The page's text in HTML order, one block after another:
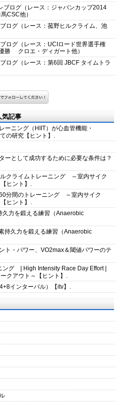
ログ（レース：ジャパンカップ2014
CSC他）
ログ（レース：菰野ヒルクライム、池
ログ（レース：UCIロード世界選手権
勝 クロエ・ディガート他）
ログ（レース：第6回 JBCF タイムトラ
記事
ーニング（HIIT）が心血管機能・
の研究【ヒント】.
ーとして成功するために必要な条件は？
クライムトレーニング ～室内サイク
ヒント】.
分間のトレーニング ～室内サイク
ヒント】.
力を鍛える練習（Anaerobic
久力を鍛える練習（Anaerobic
・パワー、VO2max＆閾値パワーのテ
ング | High Intensity Race Day Effort |
クアウト～【ヒント】.
インターバル）【itv】.